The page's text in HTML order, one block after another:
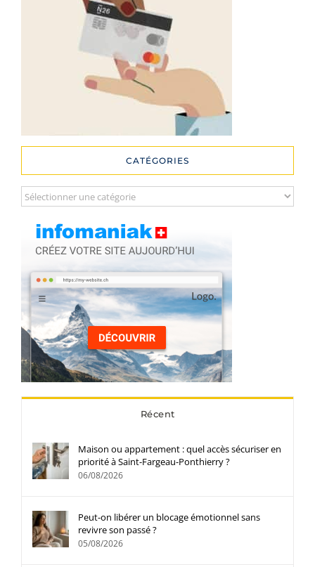
CATÉGORIES
Catégories
Récent
Maison ou appartement : quel accès sécuriser en
priorité à Saint-Fargeau-Ponthierry ?
06/08/2026
Peut-on libérer un blocage émotionnel sans
revivre son passé ?
05/08/2026